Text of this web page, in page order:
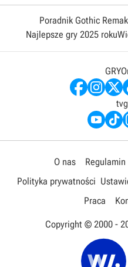
Poradnik Gothic
Najlepsze gry 2025 roku
O nas Regulamin
Polityka prywatności
Praca
Copyright © 2000 -